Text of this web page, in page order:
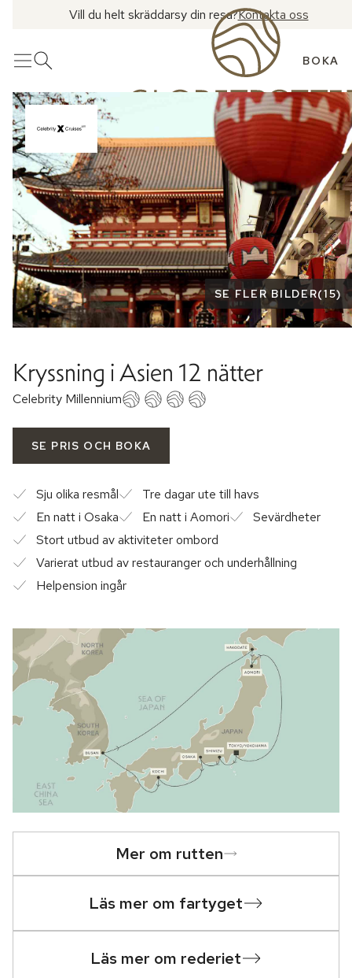
Vill du helt skräddarsy din resa?Kontakta oss
MenyÖppna sök BOKA
Se fler bilder
SE FLER BILDER(15)
Kryssning i Asien 12 nätter
Celebrity Millennium
SE PRIS OCH BOKA
Sju olika resmål
Tre dagar ute till havs
En natt i Osaka
En natt i Aomori
Sevärdheter
Stort utbud av aktiviteter ombord
Varierat utbud av restauranger och underhållning
Helpension ingår
Mer om rutten
Läs mer om fartyget
Läs mer om rederiet